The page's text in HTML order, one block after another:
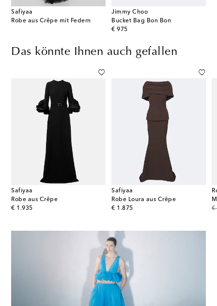
Safiyaa
Robe aus Crêpe mit Federn
Jimmy Choo
Bucket Bag Bon Bon
€ 975
original price
Das könnte Ihnen auch gefallen
Safiyaa
Robe aus Crêpe
€ 1.935
original price
Safiyaa
Robe Loura aus Crêpe
€ 1.875
original price €